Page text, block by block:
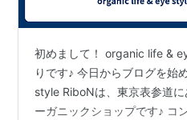
初めまして！ organic life &
りです♪ 今日からブログを
style RiboNは、東京表参道
ーガニックショップです♪ コ